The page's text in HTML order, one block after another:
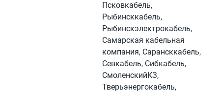
Псковкабель,
Рыбинсккабель,
Рыбинскэлектрокабель,
Самарская кабельная
компания, Сарансккабель,
Севкабель, Сибкабель,
СмоленскийКЗ,
Тверьэнергокабель,